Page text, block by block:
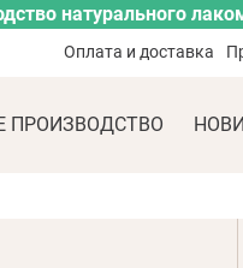
натурального
Оплата и доставка
ПРОИЗВОДСТВО